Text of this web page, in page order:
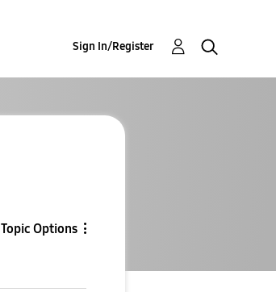
Sign In/Register
Topic Options